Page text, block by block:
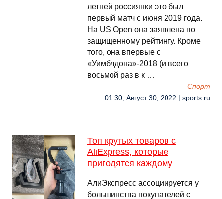
летней россиянки это был
первый матч с июня 2019 года.
На US Open она заявлена по
защищенному рейтингу. Кроме
того, она впервые с
«Уимблдона»-2018 (и всего
восьмой раз в к …
Спорт
01:30, Август 30, 2022 | sports.ru
Топ крутых товаров с
AliExpress, которые
пригодятся каждому
АлиЭкспресс ассоциируется у
большинства покупателей с